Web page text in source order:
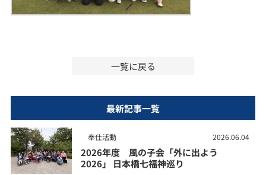
一覧に戻る
最新記事一覧
奉仕活動 2026.06.04
2026年度 風の子会「外に出よう
2026」 日本橋七福神巡り